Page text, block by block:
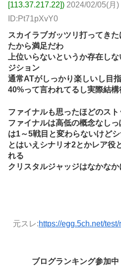
[113.37.217.22]) 2024/02/05(月
ID:Pt71pXvY0
スカイラブガッツリ打ってき
たから満足だわ
上位いらないというか存在し
ジション
通常ATがしっかり楽しいし目
40%って言われてるし実際結構
ファイナルも思ったほどのス
ファイナルは高低の概念なし
は1～5戦目と変わらないけど
とはいえシナリオ2とかレア役
れる
クリスタルジャッジはなかな
元スレ:https://egg.5ch.net/
ブログランキング参加